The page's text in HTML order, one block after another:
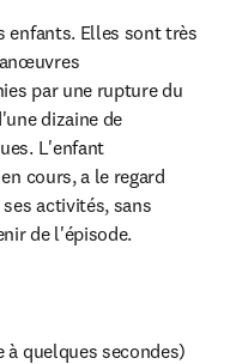
enfants. Elles sont très
par une rupture du
dizaine de
L'enfant
cours, a le regard
activités, sans
de l'épisode.
à quelques secondes)